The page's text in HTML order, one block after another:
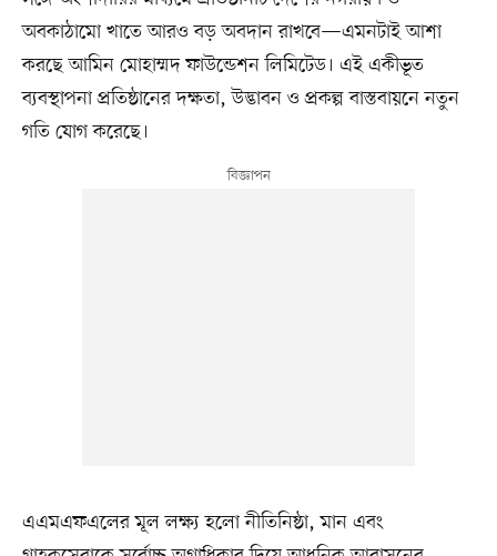
অবকাঠামো খাতে আরও বড় অবদান রাখবে—এমনটাই আশা
করছে আমিন মোহাম্মদ ফাউন্ডেশন লিমিটেড। এই একীভূত
ব্যবস্থাপনা প্রতিষ্ঠানের দক্ষতা, উদ্ভাবন ও প্রকল্প বাস্তবায়নে নতুন
গতি যোগ করেছে।
এএমএফএলের মূল লক্ষ্য হলো নীতিনিষ্ঠা, মান এবং